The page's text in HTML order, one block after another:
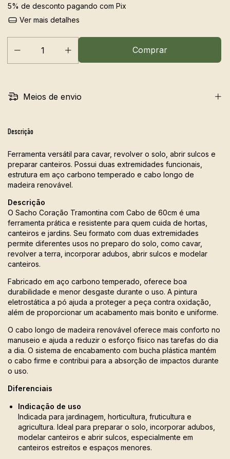
5% de desconto pagando com Pix
Ver mais detalhes
Meios de envio
Descrição
Ferramenta versátil para cavar, revolver o solo, abrir sulcos e
preparar canteiros. Possui duas extremidades funcionais,
estrutura em aço carbono temperado e cabo longo de
madeira renovável.
Descrição
O Sacho Coração Tramontina com Cabo de 60cm é uma
ferramenta prática e resistente para quem cuida de hortas,
canteiros e jardins. Seu formato com duas extremidades
permite diferentes usos no preparo do solo, como cavar,
revolver a terra, incorporar adubos, abrir sulcos e modelar
canteiros.
Fabricado em aço carbono temperado, oferece boa
durabilidade e menor desgaste durante o uso. A pintura
eletrostática a pó ajuda a proteger a peça contra oxidação,
além de proporcionar um acabamento mais bonito e uniforme.
O cabo longo de madeira renovável oferece mais conforto no
manuseio e ajuda a reduzir o esforço físico nas tarefas do dia
a dia. O sistema de encabamento com bucha plástica mantém
o cabo firme e contribui para a absorção de impactos durante
o uso.
Diferenciais
Indicação de uso
Indicada para jardinagem, horticultura, fruticultura e
agricultura. Ideal para preparar o solo, incorporar adubos,
modelar canteiros e abrir sulcos, especialmente em
canteiros estreitos e espaços menores.